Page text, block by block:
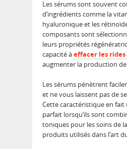
Les sérums sont souvent
d’ingrédients comme la
hyaluronique et les
composants sont
leurs propriétés
capacité àeffacer les
augmenter la production
Les sérums pénètrent
et ne vous laissent pas de
Cette caractéristique en
parfait lorsqu’ils sont
toniques pour les soins de
produits utilisés dans l’art